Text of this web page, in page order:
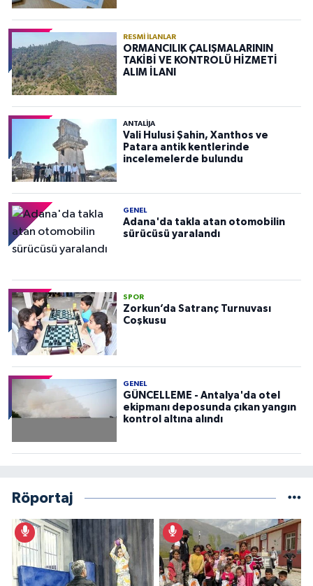
RESMI İLANLAR
ORMANCILIK ÇALIŞMALARININ
TAKİBİ VE KONTROLÜ HİZMETİ
ALIM İLANI
ANTALIJA
Vali Hulusi Şahin, Xanthos ve
Patara antik kentlerinde
incelemelerde bulundu
GENEL
Adana'da takla atan otomobilin
sürücüsü yaralandı
SPOR
Zorkun’da Satranç Turnuvası
Coşkusu
GENEL
GÜNCELLEME - Antalya'da otel
ekipmanı deposunda çıkan yangın
kontrol altına alındı
Röportaj